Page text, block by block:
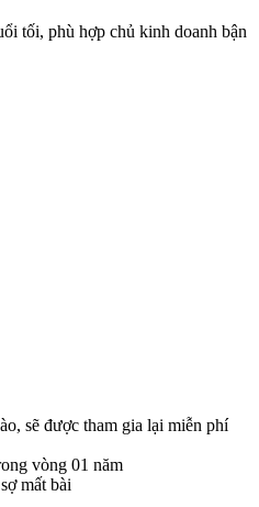
tối, phù hợp chủ kinh doanh bận
sẽ được tham gia lại miễn phí
vòng 01 năm
mất bài